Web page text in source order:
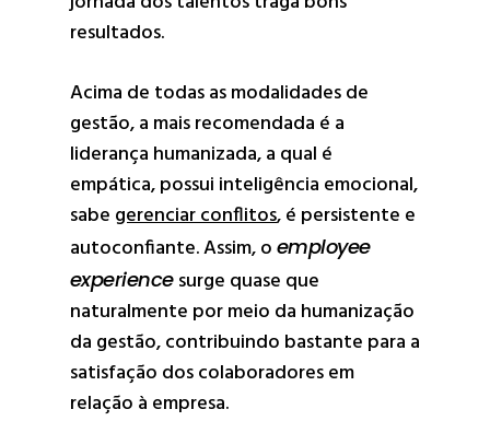
resultados.
Acima de todas as modalidades de
gestão, a mais recomendada é a
liderança humanizada, a qual é
empática, possui inteligência emocional,
sabe gerenciar conflitos, é persistente e
autoconfiante. Assim, o employee
experiencesurge quase que
naturalmente por meio da humanização
da gestão, contribuindo bastante para a
satisfação dos colaboradores em
relação à empresa.